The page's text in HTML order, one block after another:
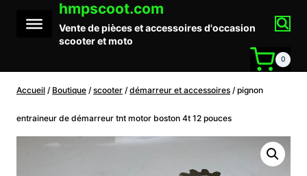
contenu
hmpscoot.com
Vente de pièces et accessoires d'occasion
scooter et moto
0
Accueil / Boutique / scooter / démarreur et accessoires / pignon
entraineur de démarreur tnt motor boston 4t 12 pouces